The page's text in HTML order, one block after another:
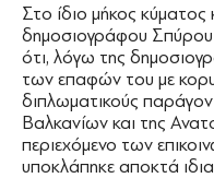
Στο ίδιο μήκος κύματος
δημοσιογράφου Σπύρου
ότι, λόγω της
των επαφών του με
διπλωματικούς
Βαλκανίων και της
περιεχόμενο των
υποκλάπηκε αποκτά